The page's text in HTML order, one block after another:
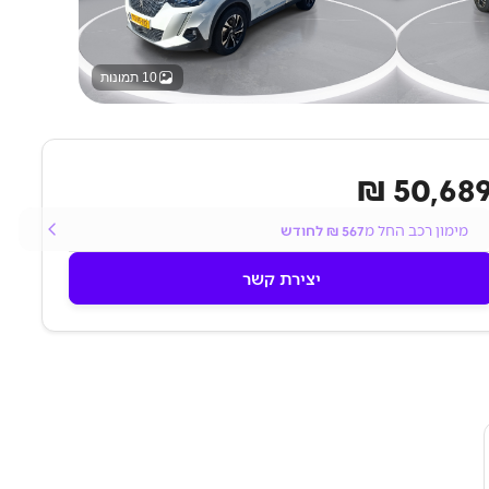
10 תמונות
50,689
מימון רכב החל מ567₪ לחודש
יצירת קשר